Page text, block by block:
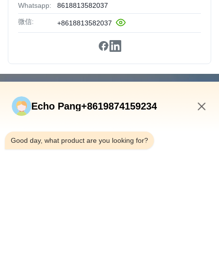
Whatsapp: 8618813582037
微信: +8618813582037
ホーム
私たちについて
工場見学
Echo Pang+8619874159234
Good day, what product are you looking for?